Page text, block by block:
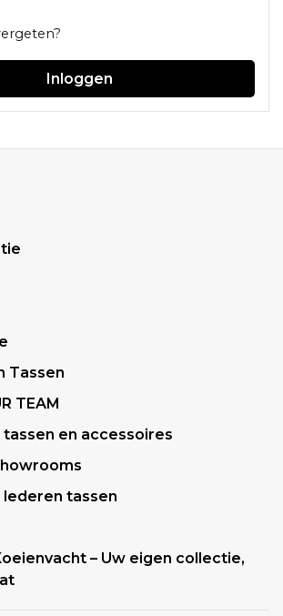
Inloggen
Tassen
TEAM
en accessoires
lederen tassen
– Uw eigen collectie,